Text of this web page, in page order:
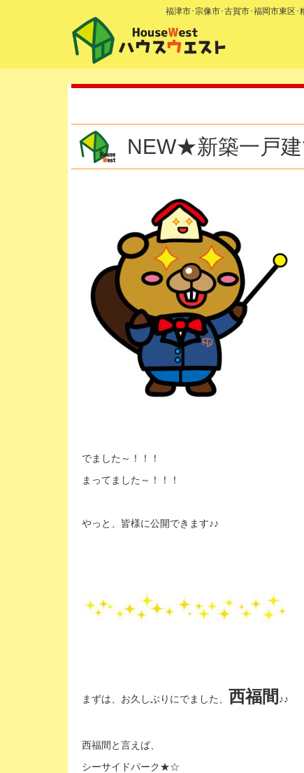
福津市･宗像市･古賀市･福岡市東区
NEW★新築一戸
でました～！！！
まってました～！！！
やっと、皆様に公開できます♪♪
まずは、お久しぶりにでました、 西福間 ♪♪
西福間と言えば、
シーサイドパーク★☆